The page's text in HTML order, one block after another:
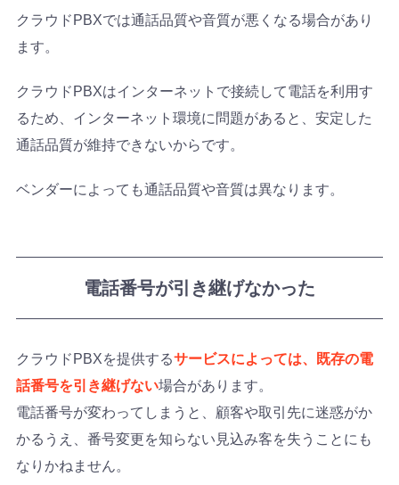
クラウドPBXでは通話品質や音質が悪くなる場合があり
ます。
クラウドPBXはインターネットで接続して電話を利用す
るため、インターネット環境に問題があると、安定した
通話品質が維持できないからです。
ベンダーによっても通話品質や音質は異なります。
電話番号が引き継げなかった
クラウドPBXを提供するサービスによっては、既存の電
話番号を引き継げない場合があります。
電話番号が変わってしまうと、顧客や取引先に迷惑がか
かるうえ、番号変更を知らない見込み客を失うことにも
なりかねません。